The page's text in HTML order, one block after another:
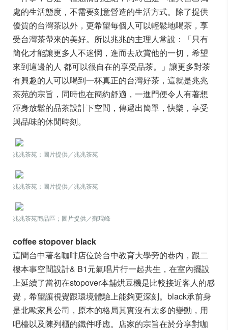
處的生活態度，不需要刻意營造的生活方式。除了提供
優質的台灣茶以外，更希望每個人可以輕鬆地喝茶，享
受台灣茶帶來的美好。所以兆兆的主理人常說：「只有
簡化才能讓更多人不迷惘，進而去欣賞他的一切，希望
來到這邊的人 都可以很自在的享受品茶。」讓更多對茶
有興趣的人可以喝到一杯真正的台灣好茶，這就是兆兆
茶苑的宗旨，同時也在簡約舒適，一進門便令人有著想
渾身放鬆的品茶設計下空間，傳遞出簡單，快樂，享受
與品味的休閒時刻。
兆兆茶苑；圖片提供／兆兆茶苑
兆兆茶苑；圖片提供／兆兆茶苑
兆兆茶苑商品區；圖片提供／蘇琨峰
coffee stopover black
這間台中著名咖啡店位於台中教育大學旁的巷內，跟二
樓本事空間設計& B1元氣唱片行一起共生，在室內擺設
上延續了當初在stopover本舖烘豆機是比較接近客人的感
覺，希望讓視覺跟環境體驗上能夠更深刻。black承前身
是北歐家具公司，原本的格局其實沒有太多的變動，用
吧檯以及陳列櫃的鐵件呼應。店家的宗旨在於分享對咖